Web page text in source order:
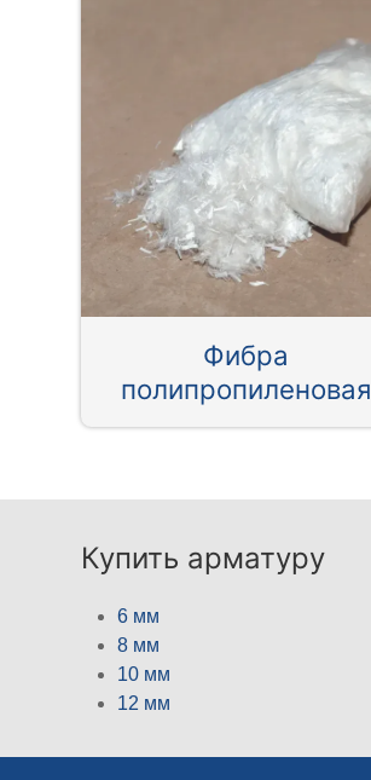
Фибра
полипропиленовая
Купить арматуру
6 мм
8 мм
10 мм
12 мм